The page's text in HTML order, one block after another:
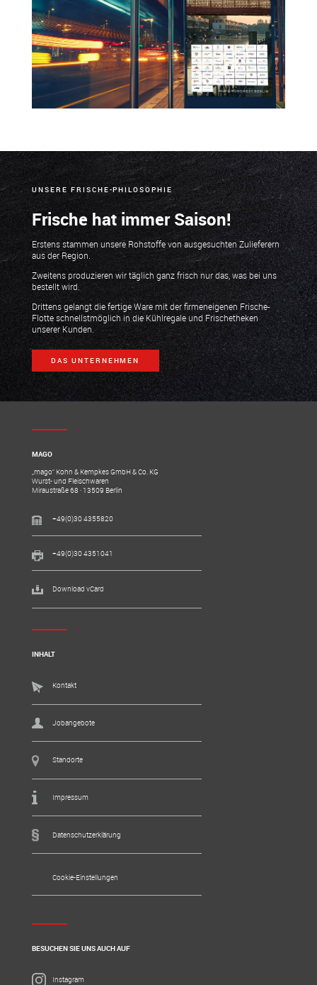
UNSERE FRISCHE-PHILOSOPHIE
Frische hat immer Saison!
Erstens stammen unsere Rohstoffe von ausgesuchten Zulieferern
aus der Region.
Zweitens produzieren wir täglich ganz frisch nur das, was bei uns
bestellt wird.
Drittens gelangt die fertige Ware mit der firmeneigenen Frische-
Flotte schnellstmöglich in die Kühlregale und Frischetheken
unserer Kunden.
DAS UNTERNEHMEN
MAGO
„mago“ Kohn & Kempkes GmbH & Co. KG
Wurst- und Fleischwaren
Miraustraße 68 · 13509 Berlin
+49(0)30 4355820
+49(0)30 4351041
Download vCard
INHALT
Kontakt
Jobangebote
Standorte
Impressum
Datenschutzerklärung
Cookie-Einstellungen
BESUCHEN SIE UNS AUCH AUF
Instagram